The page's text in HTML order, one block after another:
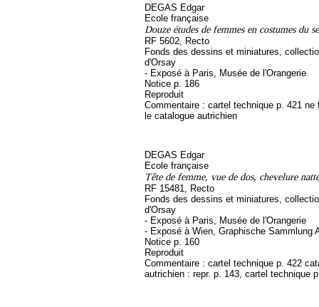
DEGAS Edgar
Ecole française
Douze études de femmes en costumes du
RF 5602, Recto
Fonds des dessins et miniatures,
d'Orsay
- Exposé à Paris, Musée de l'Orangerie
Notice p. 186
Reproduit
Commentaire : cartel technique p. 421 ne
le catalogue autrichien
DEGAS Edgar
Ecole française
Tête de femme, vue de dos, chevelure
RF 15481, Recto
Fonds des dessins et miniatures,
d'Orsay
- Exposé à Paris, Musée de l'Orangerie
- Exposé à Wien, Graphische Sammlung
Notice p. 160
Reproduit
Commentaire : cartel technique p. 422
autrichien : repr. p. 143, cartel technique